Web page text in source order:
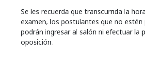
Se les recuerda que transcurrida la
examen, los postulantes que no estén
podrán ingresar al salón ni efectuar la
oposición.